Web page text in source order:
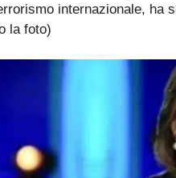
internazionale, ha
la foto)